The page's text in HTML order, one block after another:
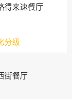
得来速餐厅
分级
街餐厅